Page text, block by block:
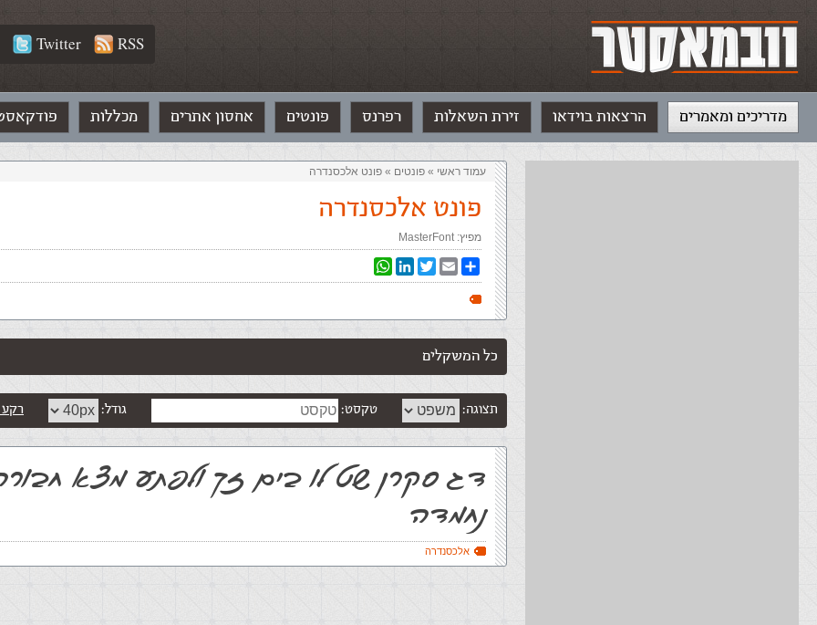
Twitter RSS
מדריכים ומאמרים הרצאות בוידאו זירת השאלות רפרנס פונטים אחסון אתרים מכללות
עמוד ראשי » ‏פונטים‏ » פונט אלכסנדרה
פונט אלכסנדרה
מפיץ:MasterFont
WhatsAppLinkedInTwitterEmailShare
כל המשקלים
תצוגה: טקסט: גודל:
דג סקרן שט לו בים זך ולפתע מצא
נחמדה
אלכסנדרה